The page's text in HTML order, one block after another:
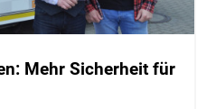
Mehr Sicherheit für